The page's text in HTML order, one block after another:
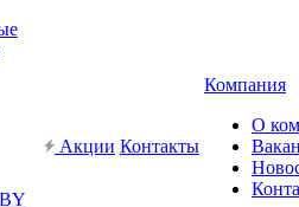
Акции Контакты
Компания
О